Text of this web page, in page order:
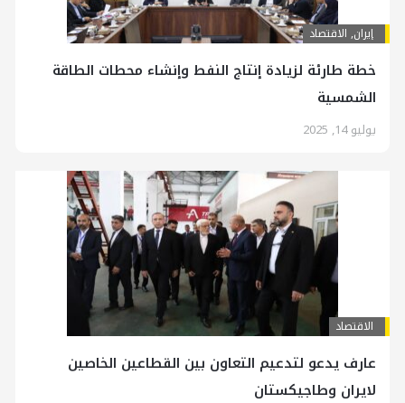
إيران, الاقتصاد
خطة طارئة لزيادة إنتاج النفط وإنشاء محطات الطاقة
الشمسية
يوليو 14, 2025
الاقتصاد
عارف يدعو لتدعيم التعاون بين القطاعين الخاصين
لايران وطاجيكستان